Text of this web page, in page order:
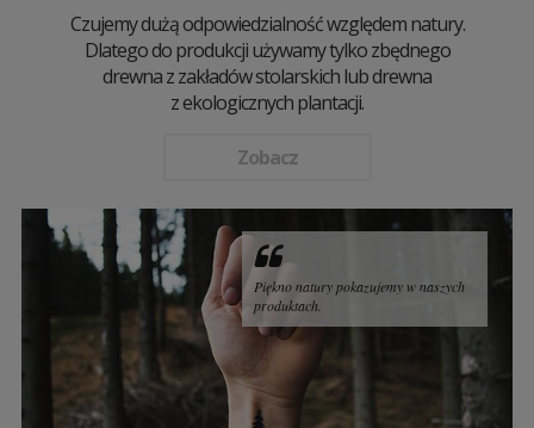
Czujemy dużą odpowiedzialność względem natury.
Dlatego do produkcji używamy tylko zbędnego
drewna z zakładów stolarskich lub drewna
z ekologicznych plantacji.
Zobacz
Piękno natury pokazujemy w naszych
produktach.